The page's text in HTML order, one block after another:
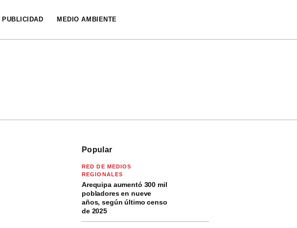
PUBLICIDAD MEDIO AMBIENTE
Popular
RED DE MEDIOS
REGIONALES
Arequipa aumentó 300 mil
pobladores en nueve
años, según último censo
de 2025